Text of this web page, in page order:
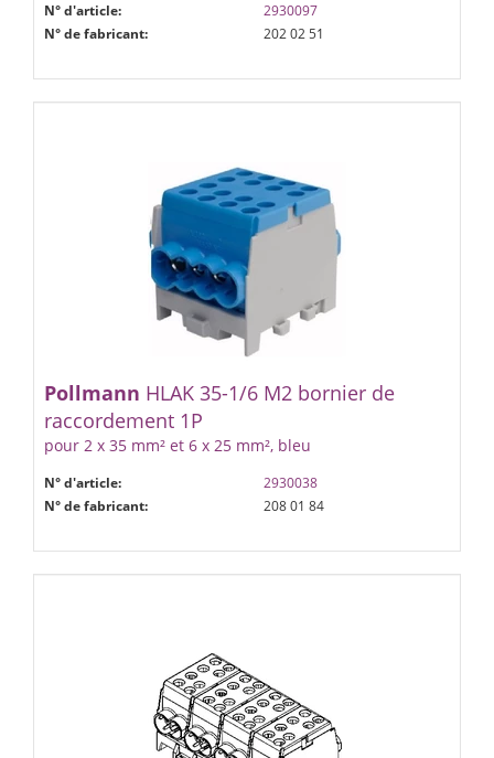
N° d'article:
2930097
N° de fabricant:
202 02 51
Pollmann HLAK 35-1/6 M2 bornier de
raccordement 1P
pour 2 x 35 mm² et 6 x 25 mm², bleu
N° d'article:
2930038
N° de fabricant:
208 01 84